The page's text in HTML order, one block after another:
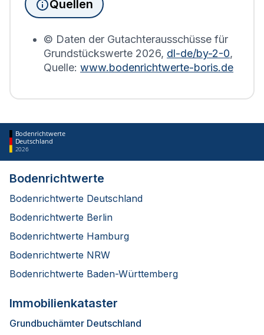
Bodenrichtwerts des entsprechenden Jahres
Quellen
© Daten der Gutachterausschüsse für
Grundstückswerte 2026, dl-de/by-2-0,
Quelle: www.bodenrichtwerte-boris.de
Bodenrichtwerte
Deutschland
2026
Bodenrichtwerte
Bodenrichtwerte Deutschland
Bodenrichtwerte Berlin
Bodenrichtwerte Hamburg
Bodenrichtwerte NRW
Bodenrichtwerte Baden-Württemberg
Immobilienkataster
Grundbuchämter Deutschland